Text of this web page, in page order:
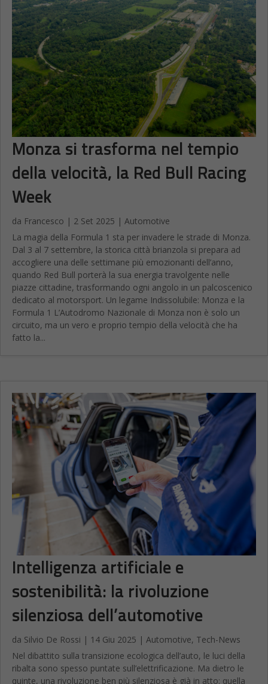
Monza si trasforma nel tempio
della velocità, la Red Bull Racing
Week
da Francesco | 2 Set 2025 | Automotive
La magia della Formula 1 sta per invadere le strade di Monza.
Dal 3 al 7 settembre, la storica città brianzola si prepara ad
accogliere una delle settimane più emozionanti dell’anno,
quando Red Bull porterà la sua energia travolgente nelle
piazze cittadine, trasformando ogni angolo in un palcoscenico
dedicato al motorsport. Un legame Indissolubile: Monza e la
Formula 1 L’Autodromo Nazionale di Monza non è solo un
circuito, ma un vero e proprio tempio della velocità che ha
fatto la...
Intelligenza artificiale e
sostenibilità: la rivoluzione
silenziosa dell’automotive
da Silvio De Rossi | 14 Giu 2025 | Automotive, Tech-News
Nel dibattito sulla transizione ecologica dell’auto, le luci della
ribalta sono spesso puntate sull’elettrificazione. Ma dietro le
quinte, una rivoluzione ben più silenziosa è già in atto: quella